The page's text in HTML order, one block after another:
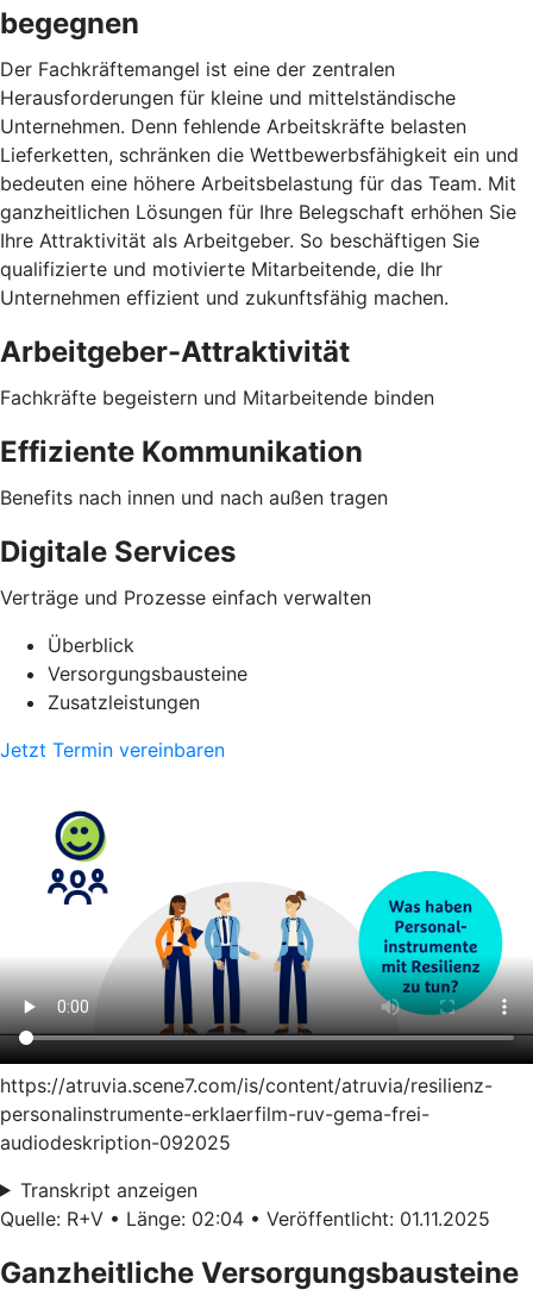
begegnen
Der Fachkräftemangel ist eine der zentralen
Herausforderungen für kleine und mittelständische
Unternehmen. Denn fehlende Arbeitskräfte belasten
Lieferketten, schränken die Wettbewerbsfähigkeit ein und
bedeuten eine höhere Arbeitsbelastung für das Team. Mit
ganzheitlichen Lösungen für Ihre Belegschaft erhöhen Sie
Ihre Attraktivität als Arbeitgeber. So beschäftigen Sie
qualifizierte und motivierte Mitarbeitende, die Ihr
Unternehmen effizient und zukunftsfähig machen.
Arbeitgeber-Attraktivität
Fachkräfte begeistern und Mitarbeitende binden
Effiziente Kommunikation
Benefits nach innen und nach außen tragen
Digitale Services
Verträge und Prozesse einfach verwalten
Überblick
Versorgungsbausteine
Zusatzleistungen
Jetzt Termin vereinbaren
https://atruvia.scene7.com/is/content/atruvia/resilienz-
personalinstrumente-erklaerfilm-ruv-gema-frei-
audiodeskription-092025
Transkript anzeigen
Quelle: R+V • Länge: 02:04 • Veröffentlicht: 01.11.2025
Ganzheitliche Versorgungsbausteine